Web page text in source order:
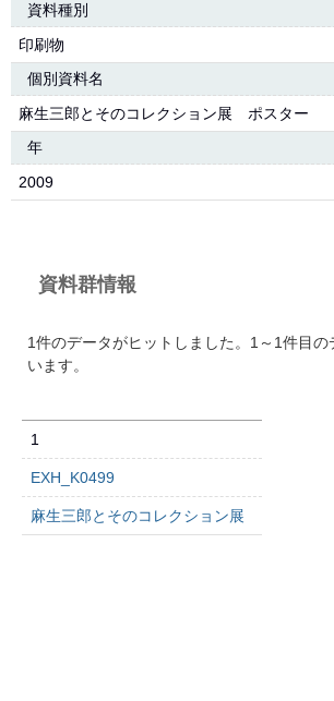
資料種別
印刷物
個別資料名
麻生三郎とそのコレクション展 ポスター
年
2009
資料群情報
1件のデータがヒットしました。1～1件目の
います。
1
EXH_K0499
麻生三郎とそのコレクション展